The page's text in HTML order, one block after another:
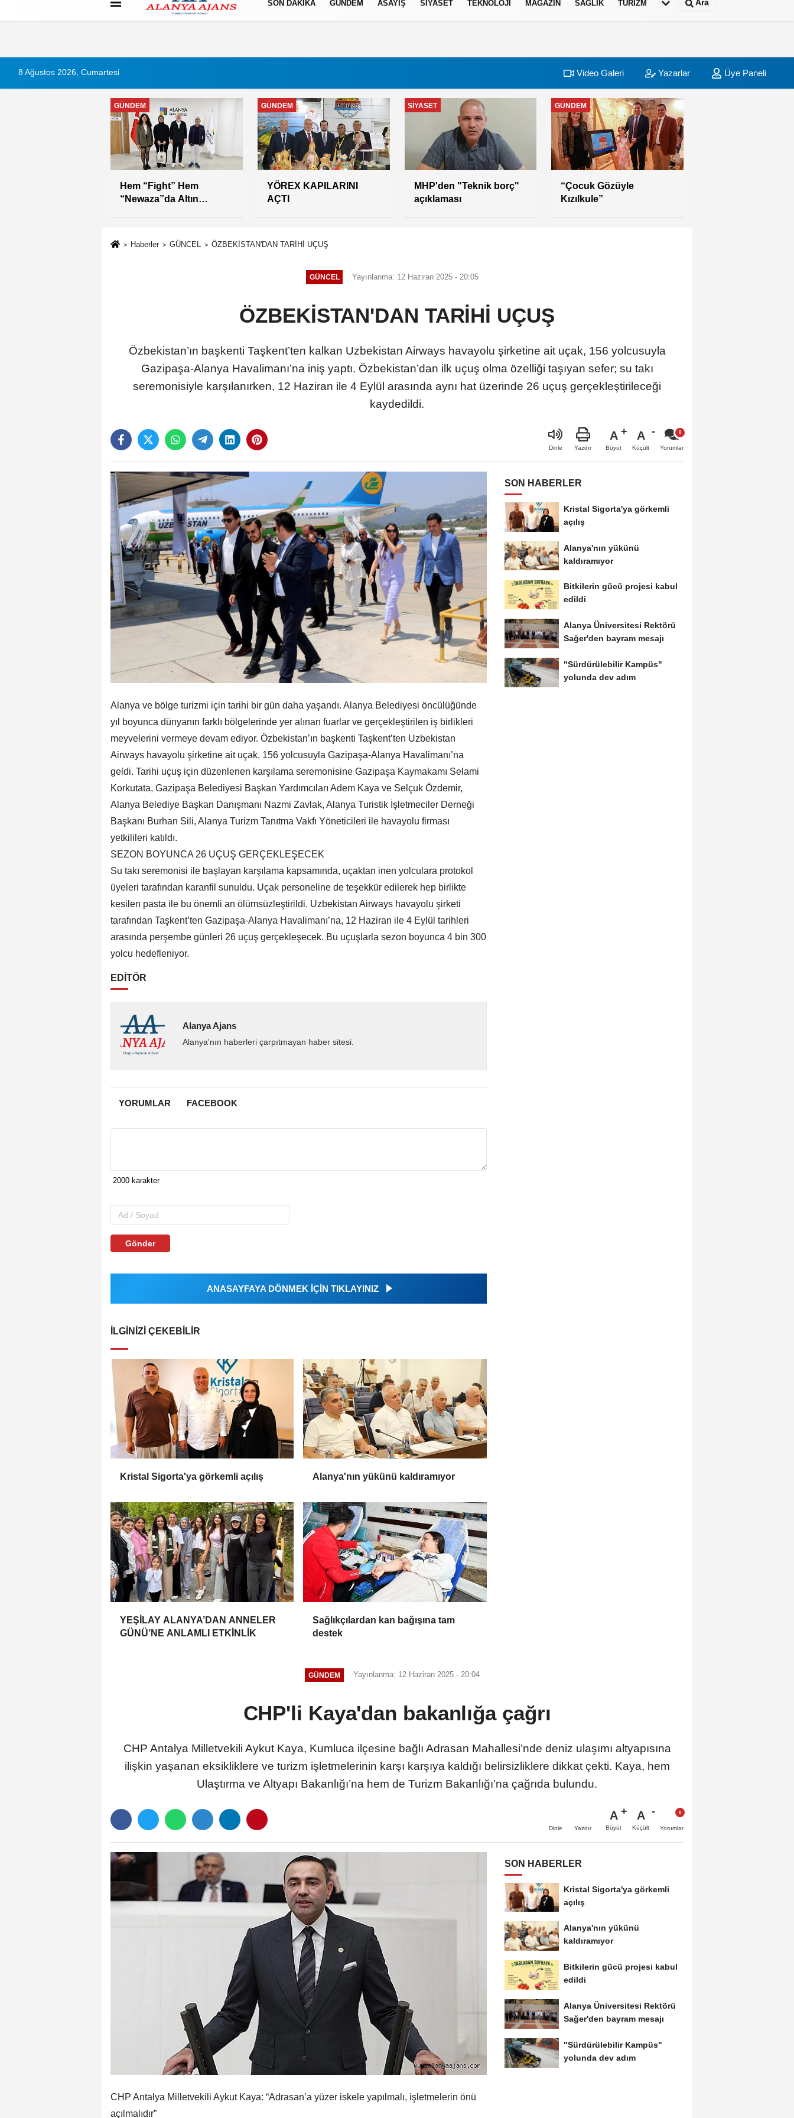
İletişim Çerez Politikası
SON DAKİKA GÜNDEM ASAYİŞ SİYASET TEKNOLOJİ MAGAZİN SAĞLIK TURİZM Ara
8 Ağustos 2026, Cumartesi Video Galeri Yazarlar Üye Paneli
GÜNDEM
Hem “Fight” Hem
“Newaza”da Altın
GÜNDEM
YÖREX KAPILARINI
AÇTI
SİYASET
MHP'den "Teknik borç"
açıklaması
GÜNDEM
“Çocuk Gözüyle
Kızılkule”
Haberler GÜNCEL ÖZBEKİSTAN'DAN TARİHİ UÇUŞ
GÜNCEL Yayınlanma: 12 Haziran 2025 - 20:05
ÖZBEKİSTAN'DAN TARİHİ UÇUŞ
Özbekistan’ın başkenti Taşkent’ten kalkan Uzbekistan Airways havayolu şirketine ait uçak, 156 yolcusuyla
Gazipaşa-Alanya Havalimanı’na iniş yaptı. Özbekistan’dan ilk uçuş olma özelliği taşıyan sefer; su takı
seremonisiyle karşılanırken, 12 Haziran ile 4 Eylül arasında aynı hat üzerinde 26 uçuş gerçekleştirileceği
kaydedildi.
Dinle Yazdır
A
Büyüt
A
Küçült Yorumlar
Alanya ve bölge turizmi için tarihi bir gün daha yaşandı. Alanya Belediyesi öncülüğünde
yıl boyunca dünyanın farklı bölgelerinde yer alınan fuarlar ve gerçekleştirilen iş birlikleri
meyvelerini vermeye devam ediyor. Özbekistan’ın başkenti Taşkent’ten Uzbekistan
Airways havayolu şirketine ait uçak, 156 yolcusuyla Gazipaşa-Alanya Havalimanı’na
geldi. Tarihi uçuş için düzenlenen karşılama seremonisine Gazipaşa Kaymakamı Selami
Korkutata, Gazipaşa Belediyesi Başkan Yardımcıları Adem Kaya ve Selçuk Özdemir,
Alanya Belediye Başkan Danışmanı Nazmi Zavlak, Alanya Turistik İşletmeciler Derneği
Başkanı Burhan Sili, Alanya Turizm Tanıtma Vakfı Yöneticileri ile havayolu firması
yetkilileri katıldı.
SEZON BOYUNCA 26 UÇUŞ GERÇEKLEŞECEK
Su takı seremonisi ile başlayan karşılama kapsamında, uçaktan inen yolculara protokol
üyeleri tarafından karanfil sunuldu. Uçak personeline de teşekkür edilerek hep birlikte
kesilen pasta ile bu önemli an ölümsüzleştirildi. Uzbekistan Airways havayolu şirketi
tarafından Taşkent’ten Gazipaşa-Alanya Havalimanı’na, 12 Haziran ile 4 Eylül tarihleri
arasında perşembe günleri 26 uçuş gerçekleşecek. Bu uçuşlarla sezon boyunca 4 bin 300
yolcu hedefleniyor.
EDİTÖR
Alanya Ajans
Alanya'nın haberleri çarpıtmayan haber sitesi.
YORUMLAR FACEBOOK
Gönder
ANASAYFAYA DÖNMEK İÇİN TIKLAYINIZ
İLGINIZI ÇEKEBILIR
Kristal Sigorta'ya görkemli açılış Alanya'nın yükünü kaldıramıyor
YEŞİLAY ALANYA’DAN ANNELER
GÜNÜ’NE ANLAMLI ETKİNLİK
Sağlıkçılardan kan bağışına tam
destek
SON HABERLER
Kristal Sigorta'ya görkemli
açılış
Alanya'nın yükünü
kaldıramıyor
Bitkilerin gücü projesi kabul
edildi
Alanya Üniversitesi Rektörü
Sağer'den bayram mesajı
"Sürdürülebilir Kampüs"
yolunda dev adım
GÜNDEM Yayınlanma: 12 Haziran 2025 - 20:04
CHP'li Kaya'dan bakanlığa çağrı
CHP Antalya Milletvekili Aykut Kaya, Kumluca ilçesine bağlı Adrasan Mahallesi’nde deniz ulaşımı altyapısına
ilişkin yaşanan eksikliklere ve turizm işletmelerinin karşı karşıya kaldığı belirsizliklere dikkat çekti. Kaya, hem
Ulaştırma ve Altyapı Bakanlığı’na hem de Turizm Bakanlığı’na çağrıda bulundu.
Dinle Yazdır
A
Büyüt
A
Küçült Yorumlar
CHP Antalya Milletvekili Aykut Kaya: “Adrasan’a yüzer iskele yapılmalı, işletmelerin önü
açılmalıdır”
SON HABERLER
Kristal Sigorta'ya görkemli
açılış
Alanya'nın yükünü
kaldıramıyor
Bitkilerin gücü projesi kabul
edildi
Alanya Üniversitesi Rektörü
Sağer'den bayram mesajı
"Sürdürülebilir Kampüs"
yolunda dev adım